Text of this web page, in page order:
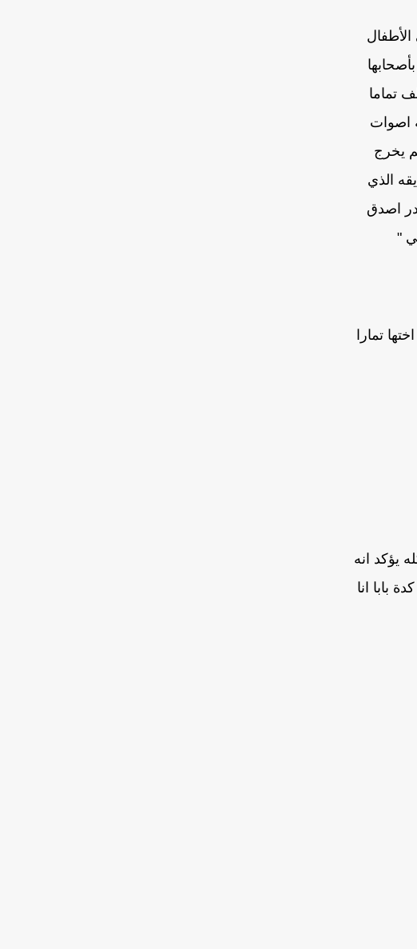
تماما
اصوات
يخرج
الذي
اصدق
"
تمارا
يؤكد انه
بابا انا